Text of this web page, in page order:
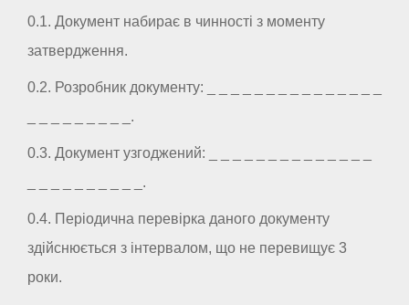
0.1. Документ набирає в чинності з моменту
затвердження.
0.2. Розробник документу: _ _ _ _ _ _ _ _ _ _ _ _ _ _ _
_ _ _ _ _ _ _ _ _.
0.3. Документ узгоджений: _ _ _ _ _ _ _ _ _ _ _ _ _ _
_ _ _ _ _ _ _ _ _ _.
0.4. Періодична перевірка даного документу
здійснюється з інтервалом, що не перевищує 3
роки.